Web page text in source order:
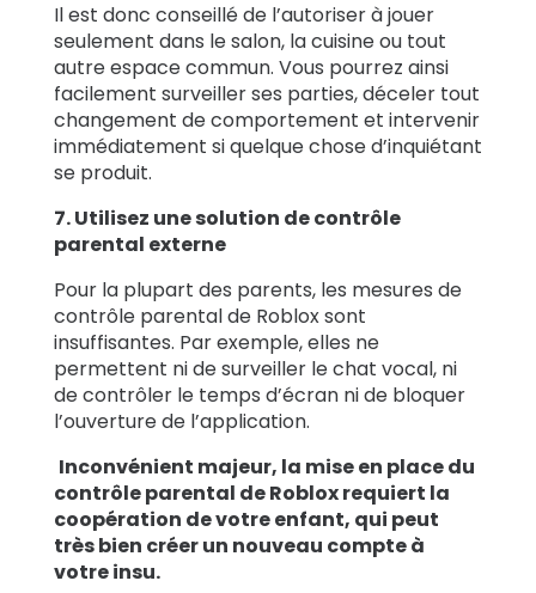
Il est donc conseillé de l’autoriser à jouer
seulement dans le salon, la cuisine ou tout
autre espace commun. Vous pourrez ainsi
facilement surveiller ses parties, déceler tout
changement de comportement et intervenir
immédiatement si quelque chose d’inquiétant
se produit.
7. Utilisez une solution de contrôle
parental externe
Pour la plupart des parents, les mesures de
contrôle parental de Roblox sont
insuffisantes. Par exemple, elles ne
permettent ni de surveiller le chat vocal, ni
de contrôler le temps d’écran ni de bloquer
l’ouverture de l’application.
Inconvénient majeur, la mise en place du
contrôle parental de Roblox requiert la
coopération de votre enfant, qui peut
très bien créer un nouveau compte à
votre insu.